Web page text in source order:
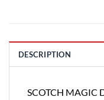
DESCRIPTION
SCOTCH MAGIC